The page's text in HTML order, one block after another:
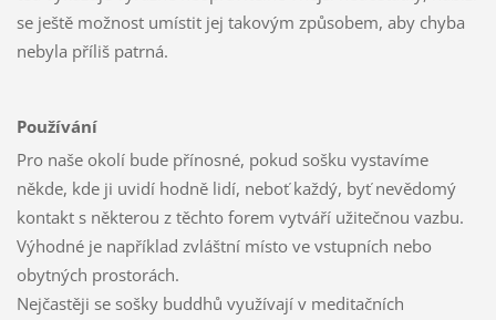
se ještě možnost umístit jej takovým způsobem, aby chyba
nebyla příliš patrná.
Používání
Pro naše okolí bude přínosné, pokud sošku vystavíme
někde, kde ji uvidí hodně lidí, neboť každý, byť nevědomý
kontakt s některou z těchto forem vytváří užitečnou vazbu.
Výhodné je například zvláštní místo ve vstupních nebo
obytných prostorách.
Nejčastěji se sošky buddhů využívají v meditačních